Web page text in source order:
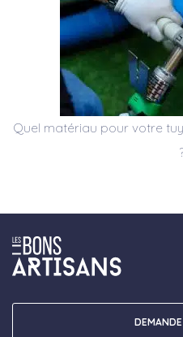
Quel matériau pour votre